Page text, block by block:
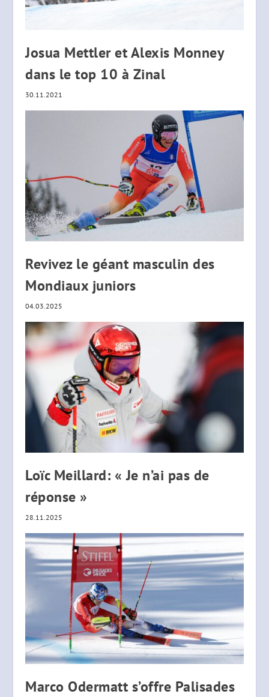
Josua Mettler et Alexis Monney
dans le top 10 à Zinal
30.11.2021
Revivez le géant masculin des
Mondiaux juniors
04.03.2025
Loïc Meillard: « Je n’ai pas de
réponse »
28.11.2025
Marco Odermatt s’offre Palisades